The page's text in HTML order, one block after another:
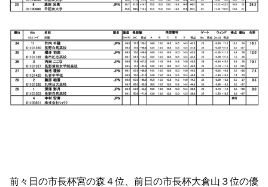
前々日の市長杯宮の森４位、前日の市長杯大倉山３位の優